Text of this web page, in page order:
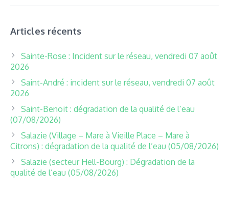
Articles récents
Sainte-Rose : Incident sur le réseau, vendredi 07 août
2026
Saint-André : incident sur le réseau, vendredi 07 août
2026
Saint-Benoit : dégradation de la qualité de l’eau
(07/08/2026)
Salazie (Village – Mare à Vieille Place – Mare à
Citrons) : dégradation de la qualité de l’eau (05/08/2026)
Salazie (secteur Hell-Bourg) : Dégradation de la
qualité de l’eau (05/08/2026)